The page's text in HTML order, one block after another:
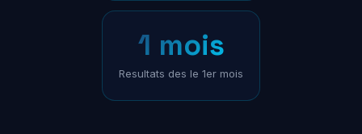
1 mois
Resultats des le 1er mois